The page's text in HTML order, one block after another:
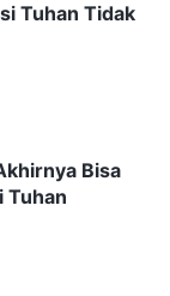
Tuhan Tidak
Bisa
Tuhan